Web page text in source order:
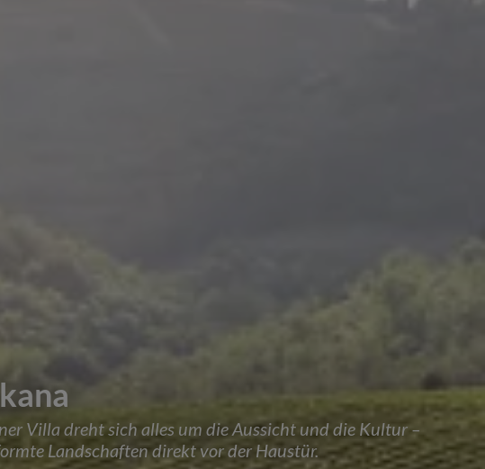
Villa dreht sich alles um die Aussicht und die Kultur –
Landschaften direkt vor der Haustür.